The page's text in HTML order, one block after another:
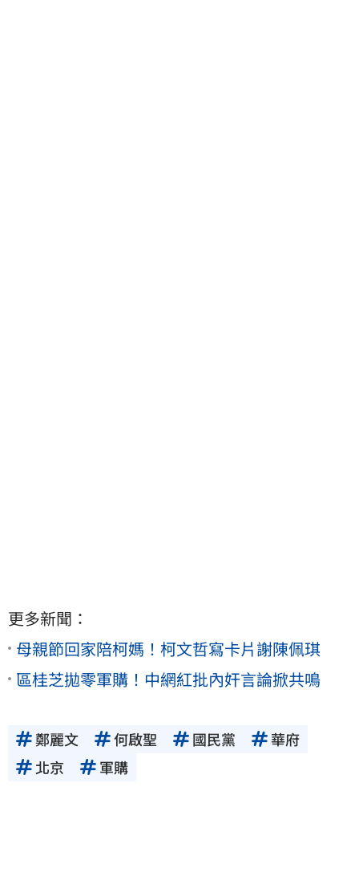
更多新聞：
母親節回家陪柯媽！柯文哲寫卡片謝陳佩琪
區桂芝拋零軍購！中網紅批內奸言論掀共鳴
鄭麗文 何啟聖 國民黨
華府
北京
軍購